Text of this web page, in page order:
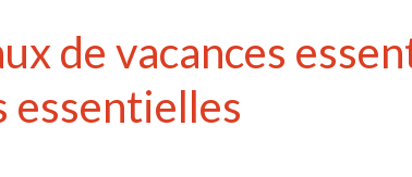
de vacances
essentielles